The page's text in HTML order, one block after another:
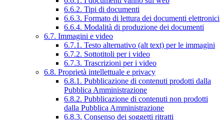
6.6.2. Tipi di documenti
6.6.3. Formato di lettura dei documenti elettronici
6.6.4. Modalità di produzione dei documenti
6.7. Immagini e video
6.7.1. Testo alternativo (alt text) per le immagini
6.7.2. Sottotitoli per i video
6.7.3. Trascrizioni per i video
6.8. Proprietà intellettuale e privacy
6.8.1. Pubblicazione di contenuti prodotti dalla
Pubblica Amministrazione
6.8.2. Pubblicazione di contenuti non prodotti
dalla Pubblica Amministrazione
6.8.3. Consenso dei soggetti ritratti